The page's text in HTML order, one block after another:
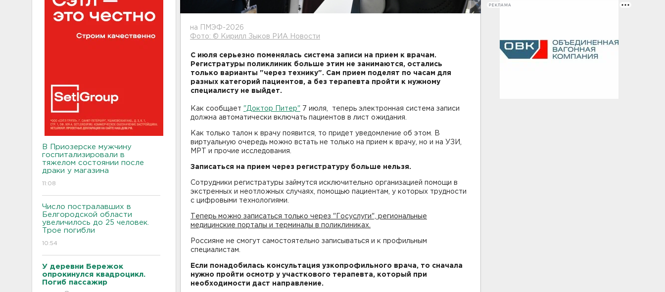
В Приозерске мужчину
госпитализировали в
тяжелом состоянии после
драки у магазина
11:08
Число постралавших в
Белгородской области
увеличилось до 25 человек.
Трое погибли
10:54
У деревни Бережок
опрокинулся квадроцикл.
Погиб пассажир
на ПМЭФ-2026
Фото: © Кирилл Зыков РИА Новости
С июля серьезно поменялась система записи на прием к врачам.
Регистратуры поликлиник больше этим не занимаются, остались
только варианты "через технику". Сам прием поделят по часам для
разных категорий пациентов, а без терапевта пройти к нужному
специалисту не выйдет.
Как сообщает "Доктор Питер" 7 июля, теперь электронная система записи
должна автоматически включать пациентов в лист ожидания.
Как только талон к врачу появится, то придет уведомление об этом. В
виртуальную очередь можно встать не только на прием к врачу, но и на УЗИ,
МРТ и прочие исследования.
Записаться на прием через регистратуру больше нельзя.
Сотрудники регистратуры займутся исключительно организацией помощи в
экстренных и неотложных случаях, помощью пациентам, у которых трудности
с цифровыми технологиями.
Теперь можно записаться только через "Госуслуги", региональные
медицинские порталы и терминалы в поликлиниках.
Россияне не смогут самостоятельно записываться и к профильным
специалистам.
Если понадобилась консультация узкопрофильного врача, то сначала
нужно пройти осмотр у участкового терапевта, который при
необходимости даст направление.
РЕКЛАМА